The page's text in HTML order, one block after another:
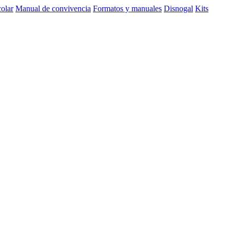
Manual de convivencia Formatos y manuales Disnogal Kits